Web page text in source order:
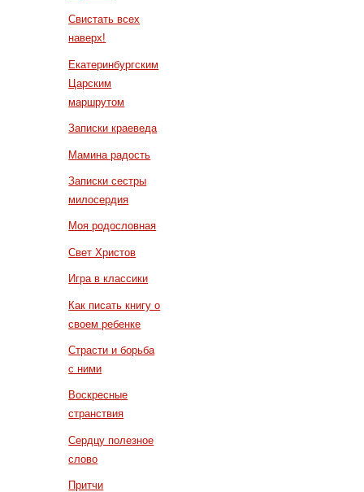
Свистать всех
наверх!
Екатеринбургским
Царским
маршрутом
Записки краеведа
Мамина радость
Записки сестры
милосердия
Моя родословная
Свет Христов
Игра в классики
Как писать книгу о
своем ребенке
Страсти и борьба
с ними
Воскресные
странствия
Сердцу полезное
слово
Притчи